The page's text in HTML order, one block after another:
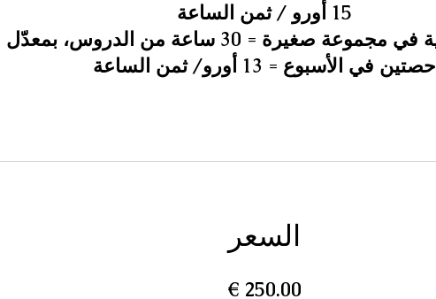
دورة تعليمية في مجموعة صغيرة = 30 ساعة من الدروس، بمعدّل
حصتين في الأسبوع = 13 أورو/ ثمن الساعة
السعر